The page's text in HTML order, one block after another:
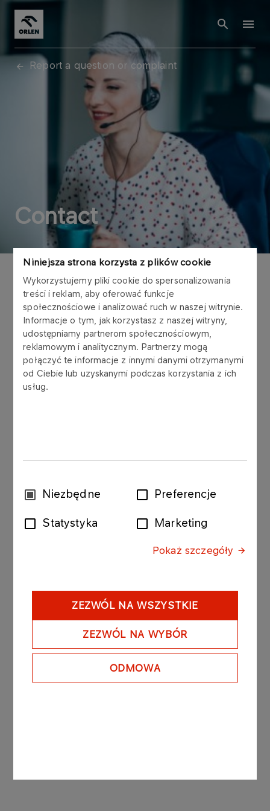
Niniejsza strona korzysta z plików cookie
Wykorzystujemy pliki cookie do spersonalizowania
treści i reklam, aby oferować funkcje
społecznościowe i analizować ruch w naszej witrynie.
Informacje o tym, jak korzystasz z naszej witryny,
udostępniamy partnerom społecznościowym,
reklamowym i analitycznym. Partnerzy mogą
połączyć te informacje z innymi danymi otrzymanymi
od Ciebie lub uzyskanymi podczas korzystania z ich
usług.
WybórNiezbędne Preferencje
Statystyka Marketing
Pokaż szczegóły
ZEZWÓL NA WSZYSTKIE
ZEZWÓL NA WYBÓR
ODMOWA
Report a question or complaint
Contact
REPORT A QUESTION OR COMPLAINT
Wholesale of fuels
products
Order fuel online (E-Hurt)
Self-service collection of
Franchise cooperation